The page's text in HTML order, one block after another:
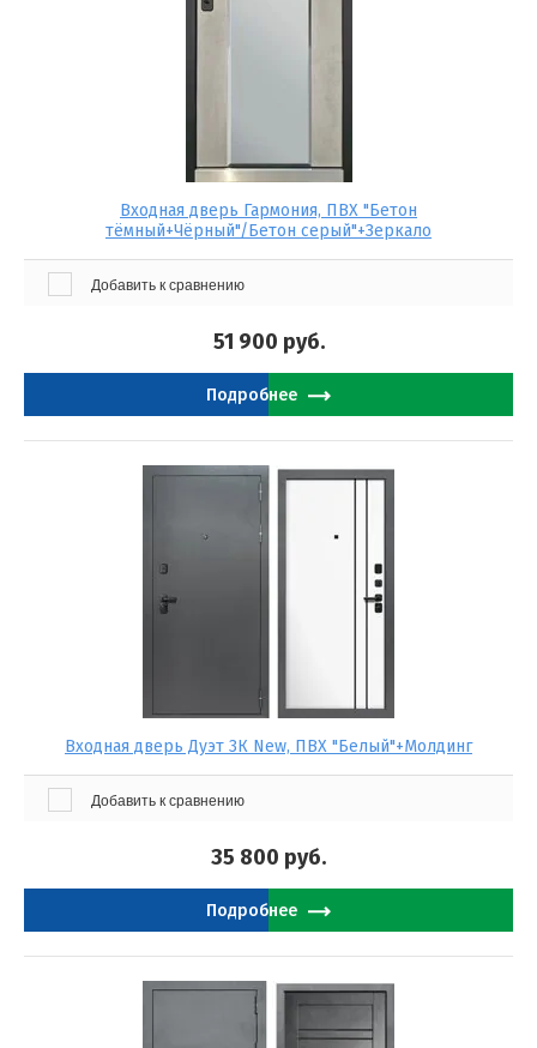
Входная дверь Гармония, ПВХ "Бетон
тёмный+Чёрный"/Бетон серый"+Зеркало
Добавить к сравнению
51 900 руб.
Подробнее
Входная дверь Дуэт 3К New, ПВХ "Белый"+Молдинг
Добавить к сравнению
35 800 руб.
Подробнее